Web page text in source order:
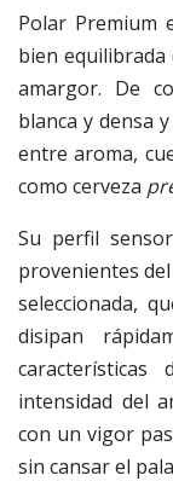
Polar Premium
bien equilibrada
amargor. De
blanca y densa
entre aroma,
como cerveza
Su perfil
provenientes
seleccionada,
disipan
intensidad del
con un vigor
sin cansar el